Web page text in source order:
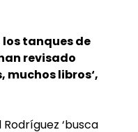
los tanques de
revisado
muchos libros‘,
‘busca